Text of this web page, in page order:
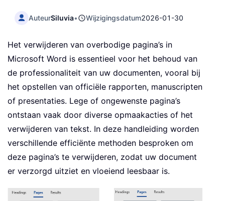
AuteurSiluvia• Wijzigingsdatum2026-01-30
Het verwijderen van overbodige pagina’s in
Microsoft Word is essentieel voor het behoud van
de professionaliteit van uw documenten, vooral bij
het opstellen van officiële rapporten, manuscripten
of presentaties. Lege of ongewenste pagina’s
ontstaan vaak door diverse opmaakacties of het
verwijderen van tekst. In deze handleiding worden
verschillende efficiënte methoden besproken om
deze pagina’s te verwijderen, zodat uw document
er verzorgd uitziet en vloeiend leesbaar is.